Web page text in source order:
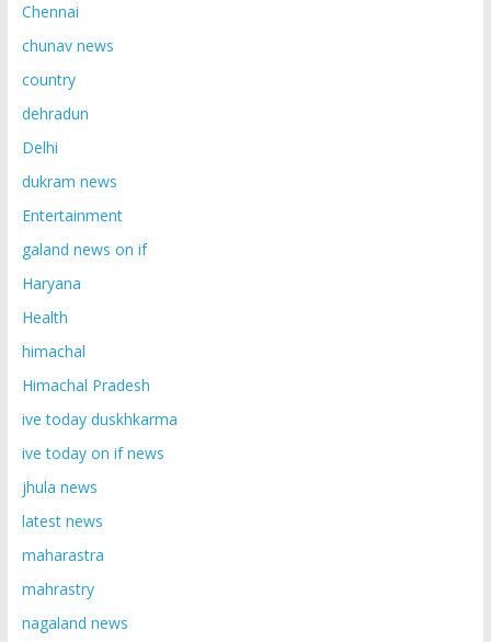
Chennai
chunav news
country
dehradun
Delhi
dukram news
Entertainment
galand news on if
Haryana
Health
himachal
Himachal Pradesh
ive today duskhkarma
ive today on if news
jhula news
latest news
maharastra
mahrastry
nagaland news